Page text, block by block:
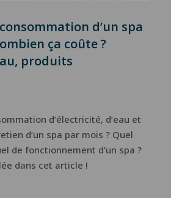
d’un spa
ça coûte ?
produits
d’électricité, d’eau et
d’un spa par mois ? Quel
de fonctionnement d’un spa ?
dans cet article !